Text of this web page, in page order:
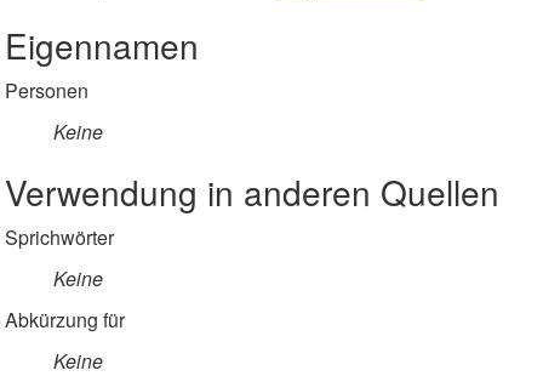
Eigennamen
Personen
Keine
Verwendung in anderen Quellen
Sprichwörter
Keine
Abkürzung für
Keine